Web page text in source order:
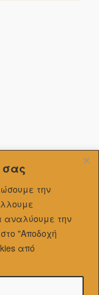
σας
την
αναλύουμε την
"Αποδοχή
από